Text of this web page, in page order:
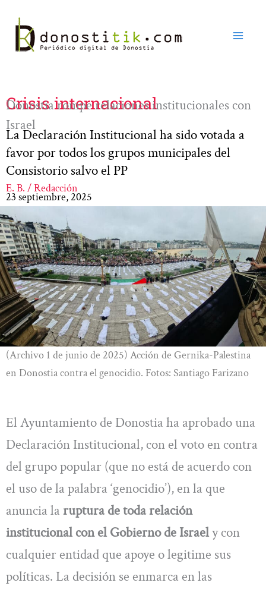
contenido
Crisis internacional
Donostia rompe relaciones institucionales con
Israel
La Declaración Institucional ha sido votada a
favor por todos los grupos municipales del
Consistorio salvo el PP
E. B. / Redacción
23 septiembre, 2025
(Archivo 1 de junio de 2025) Acción de Gernika-Palestina
en Donostia contra el genocidio. Fotos: Santiago Farizano
El Ayuntamiento de Donostia ha aprobado una
Declaración Institucional, con el voto en contra
del grupo popular (que no está de acuerdo con
el uso de la palabra ‘genocidio’), en la que
anuncia la ruptura de toda relación
institucional con el Gobierno de Israely con
cualquier entidad que apoye o legitime sus
políticas. La decisión se enmarca en las